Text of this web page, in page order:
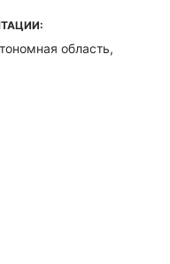
область,